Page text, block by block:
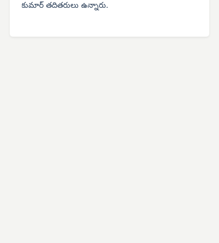
కుమార్ తదితరులు ఉన్నారు.